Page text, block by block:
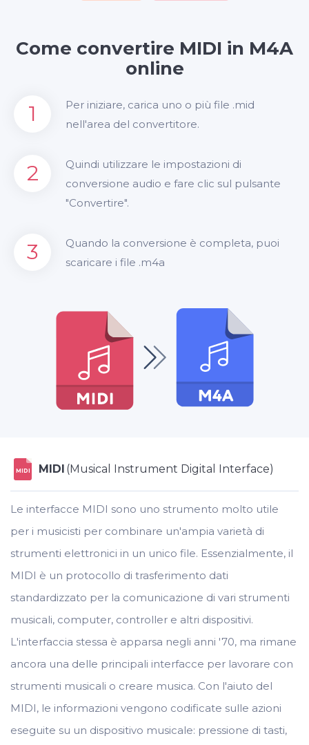
Come convertire MIDI in M4A
online
1
Per iniziare, carica uno o più file .mid
nell'area del convertitore.
2
Quindi utilizzare le impostazioni di
conversione audio e fare clic sul pulsante
"Convertire".
3
Quando la conversione è completa, puoi
scaricare i file .m4a
MIDI MIDI (Musical Instrument Digital Interface)
Le interfacce MIDI sono uno strumento molto utile
per i musicisti per combinare un'ampia varietà di
strumenti elettronici in un unico file. Essenzialmente, il
MIDI è un protocollo di trasferimento dati
standardizzato per la comunicazione di vari strumenti
musicali, computer, controller e altri dispositivi.
L'interfaccia stessa è apparsa negli anni '70, ma rimane
ancora una delle principali interfacce per lavorare con
strumenti musicali o creare musica. Con l'aiuto del
MIDI, le informazioni vengono codificate sulle azioni
eseguite su un dispositivo musicale: pressione di tasti,